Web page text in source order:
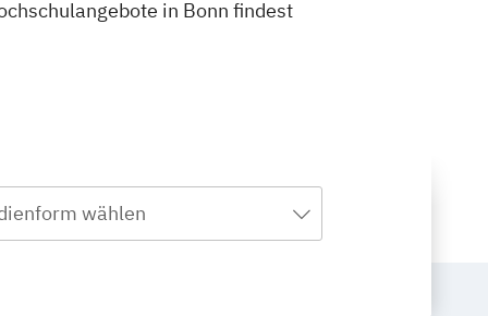
in Bonn findest
wählen